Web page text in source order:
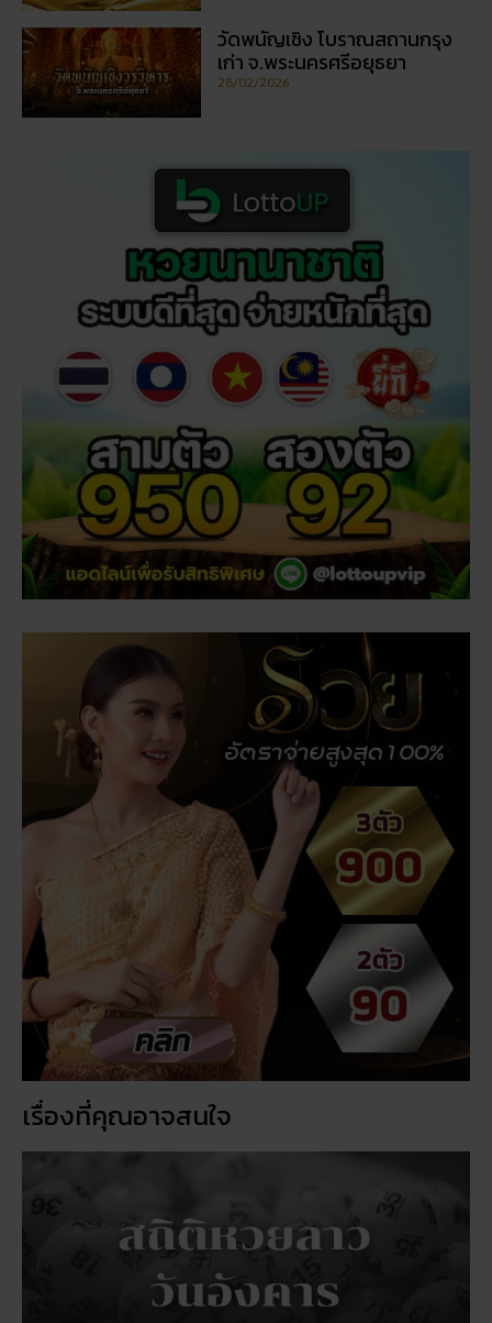
เรื่องที่คุณอาจสนใจ
สถิติหวยลาววันอังคาร วิเคราะห์ตัวเลขมาแรง 3 ตัว 2 ตัว